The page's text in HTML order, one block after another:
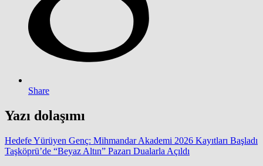
Share
Yazı dolaşımı
Hedefe Yürüyen Genç: Mihmandar Akademi 2026 Kayıtları Başladı
Taşköprü’de “Beyaz Altın” Pazarı Dualarla Açıldı